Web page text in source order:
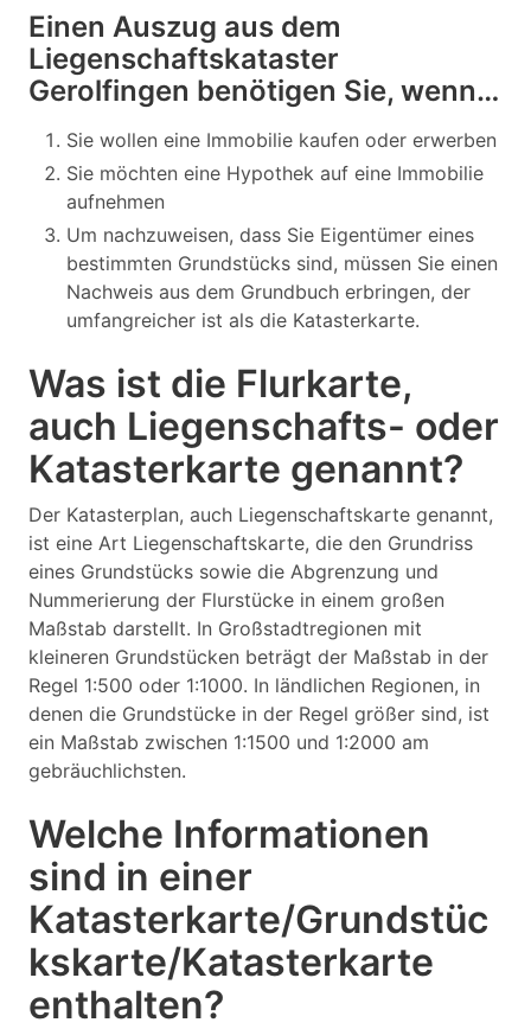
Einen Auszug aus dem
Liegenschaftskataster
Gerolfingen benötigen Sie, wenn…
Sie wollen eine Immobilie kaufen oder erwerben
Sie möchten eine Hypothek auf eine Immobilie
aufnehmen
Um nachzuweisen, dass Sie Eigentümer eines
bestimmten Grundstücks sind, müssen Sie einen
Nachweis aus dem Grundbuch erbringen, der
umfangreicher ist als die Katasterkarte.
Was ist die Flurkarte,
auch Liegenschafts- oder
Katasterkarte genannt?
Der Katasterplan, auch Liegenschaftskarte genannt,
ist eine Art Liegenschaftskarte, die den Grundriss
eines Grundstücks sowie die Abgrenzung und
Nummerierung der Flurstücke in einem großen
Maßstab darstellt. In Großstadtregionen mit
kleineren Grundstücken beträgt der Maßstab in der
Regel 1:500 oder 1:1000. In ländlichen Regionen, in
denen die Grundstücke in der Regel größer sind, ist
ein Maßstab zwischen 1:1500 und 1:2000 am
gebräuchlichsten.
Welche Informationen
sind in einer
Katasterkarte/Grundstüc
kskarte/Katasterkarte
enthalten?